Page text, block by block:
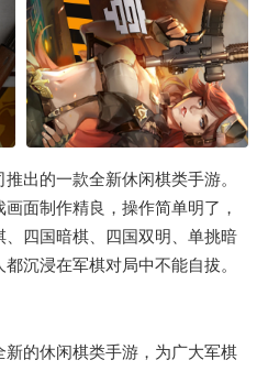
出的一款全新休闲棋类手游。
面制作精良，操作简单明了，
四国暗棋、四国双明、单挑暗
沉浸在军棋对局中不能自拔。
的休闲棋类手游，为广大军棋